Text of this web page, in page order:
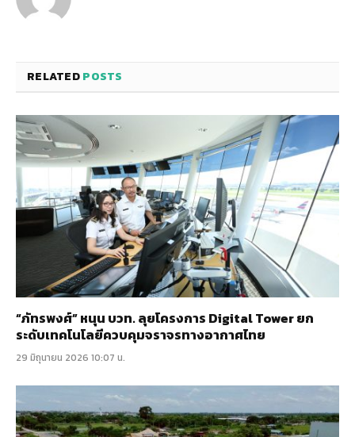
RELATEDPOSTS
“ภัทรพงศ์” หนุน บวท. ลุยโครงการ Digital Tower ยก
ระดับเทคโนโลยีควบคุมจราจรทางอากาศไทย
29 มิถุนายน 2026 10:07 น.